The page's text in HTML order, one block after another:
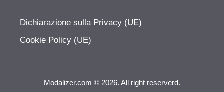
Dichiarazione sulla Privacy (UE)
Cookie Policy (UE)
Modalizer.com © 2026. All right reserverd.